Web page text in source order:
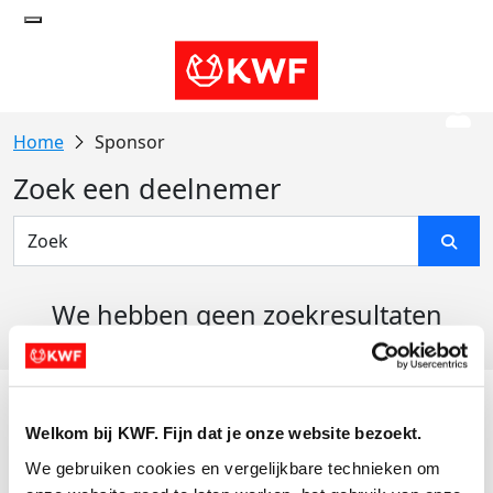
Welkom bij KWF. Fijn dat je onze website bezoekt.
We gebruiken cookies en vergelijkbare technieken om
Sponsor
Zoek een deelnemer
We hebben geen zoekresultaten
Actiematerialen
Evenementen